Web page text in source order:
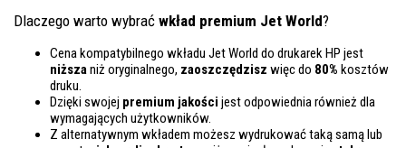
Dlaczego warto wybrać wkład premium Jet World?
Cena kompatybilnego wkładu Jet World do drukarek HP jest
niższaniż oryginalnego, zaoszczędzisz więc do 80% kosztów
druku.
Dzięki swojej premium jakości jest odpowiednia również dla
wymagających użytkowników.
Z alternatywnym wkładem możesz wydrukować taką samą lub